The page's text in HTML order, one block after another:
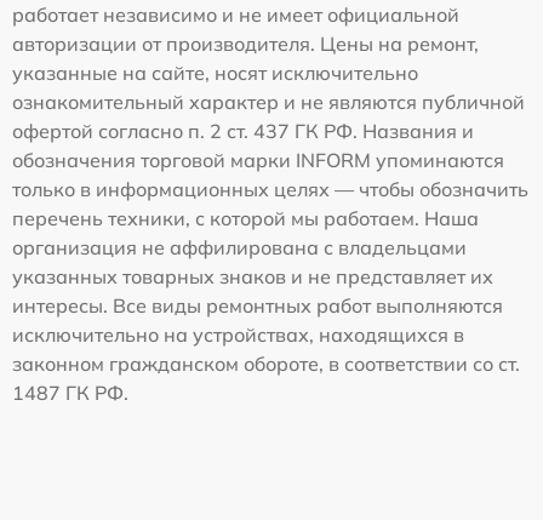
работает независимо и не имеет официальной
авторизации от производителя. Цены на ремонт,
указанные на сайте, носят исключительно
ознакомительный характер и не являются публичной
офертой согласно п. 2 ст. 437 ГК РФ. Названия и
обозначения торговой марки INFORM упоминаются
только в информационных целях — чтобы обозначить
перечень техники, с которой мы работаем. Наша
организация не аффилирована с владельцами
указанных товарных знаков и не представляет их
интересы. Все виды ремонтных работ выполняются
исключительно на устройствах, находящихся в
законном гражданском обороте, в соответствии со ст.
1487 ГК РФ.